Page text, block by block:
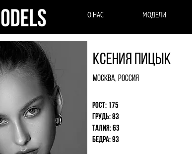
О НАС МОДЕЛИ
Ксения Пицык
Москва, Россия
Рост: 175
Грудь: 83
Талия: 63
Бедра: 93